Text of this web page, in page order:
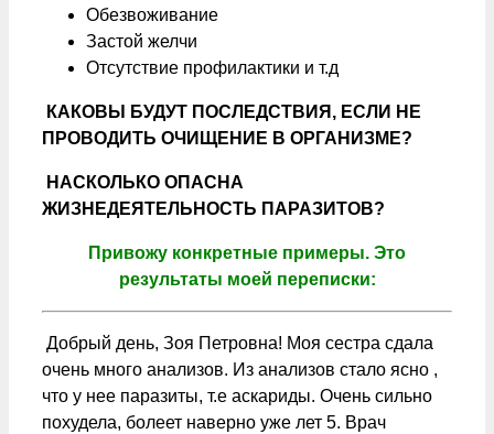
Обезвоживание
Застой желчи
Отсутствие профилактики и т.д
КАКОВЫ БУДУТ ПОСЛЕДСТВИЯ, ЕСЛИ НЕ
ПРОВОДИТЬ ОЧИЩЕНИЕ В ОРГАНИЗМЕ?
НАСКОЛЬКО ОПАСНА
ЖИЗНЕДЕЯТЕЛЬНОСТЬ ПАРАЗИТОВ?
Привожу конкретные примеры. Это
результаты моей переписки:
Добрый день, Зоя Петровна! Моя сестра сдала
очень много анализов. Из анализов стало ясно ,
что у нее паразиты, т.е аскариды. Очень сильно
похудела, болеет наверно уже лет 5. Врач